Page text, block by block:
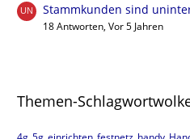
Stammkunden sind
18 Antworten, Vor 5 Jahren
Themen-